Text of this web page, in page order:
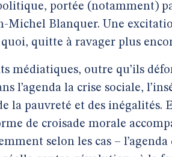
portée (notamment)
Michel Blanquer. Une
quitte à ravager plus
médiatiques, outre qu’ils
l’agenda la crise sociale,
la pauvreté et des inégalités.
de croisade morale
selon les cas –